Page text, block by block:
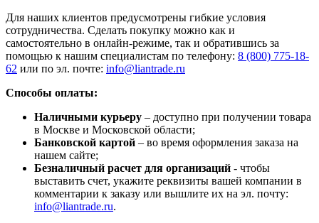
Для наших клиентов предусмотрены гибкие условия
сотрудничества. Сделать покупку можно как и
самостоятельно в онлайн-режиме, так и обратившись за
помощью к нашим специалистам по телефону: 8 (800) 775-18-
62 или по эл. почте: info@liantrade.ru
Способы оплаты:
Наличными курьеру – доступно при получении товара
в Москве и Московской области;
Банковской картой – во время оформления заказа на
нашем сайте;
Безналичный расчет для организаций - чтобы
выставить счет, укажите реквизиты вашей компании в
комментарии к заказу или вышлите их на эл. почту:
info@liantrade.ru.